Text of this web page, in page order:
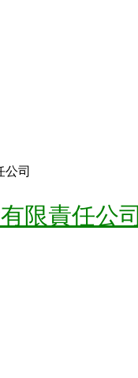
公司
限責任公司